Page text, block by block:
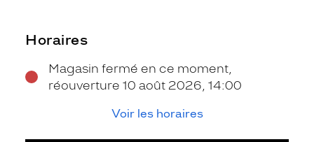
Horaires
Magasin fermé en ce moment,
réouverture 10 août 2026, 14:00
Voir les horaires